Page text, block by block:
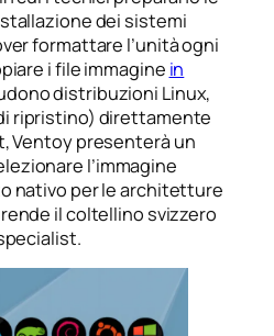
dei sistemi
formattare l’unità ogni
i file immagine in
distribuzioni Linux,
ripristino) direttamente
Ventoy presenterà un
l’immagine
nativo per le architetture
rende il coltellino svizzero